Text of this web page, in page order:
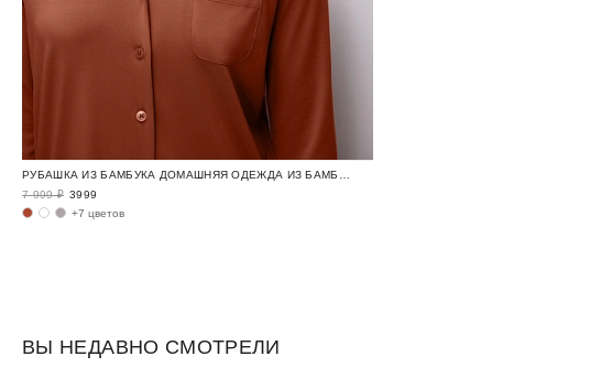
РУБАШКА ИЗ БАМБУКА ДОМАШНЯЯ ОДЕЖДА ИЗ БАМБУКА / BAMBOO LOUNGE
7 999 ₽ 3999
+7 цветов
ВЫ НЕДАВНО СМОТРЕЛИ